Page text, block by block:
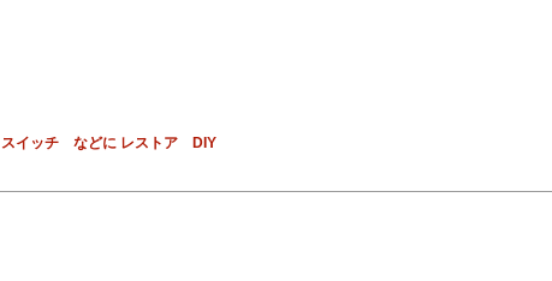
ッチ などに レストア DIY